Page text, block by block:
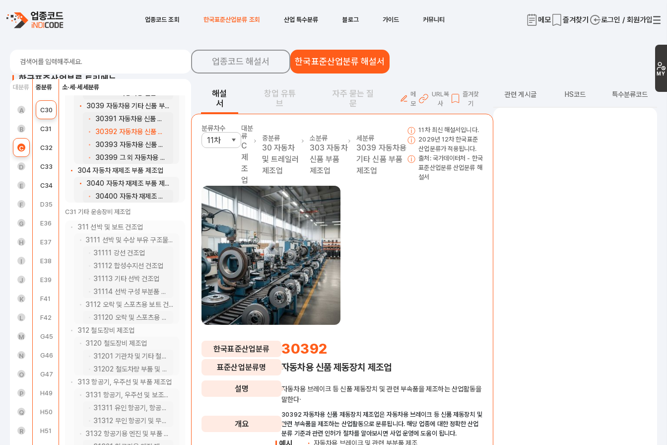
업종코드 조회 한국표준산업분류 조회 산업 특수분류 블로그 가이드 커뮤니티 메모 즐겨찾기 로그인 / 회원가입
MY
한국표준산업분류 트리메뉴
대분류
A 농업, 임업 및 어업(01~03)
B 광업(05~08)
C 제조업(10~34)
D 전기, 가스, 증기 및 공기조절 공급업(35)
E 수도, 하수 및 폐기물 처리, 원료 재생업(36 ~ 39)
F 건설업(41~42)
G 도매 및 소매업(45~47)
H 운수 및 창고업(49~52)
I 숙박 및 음식점업(55~56)
J 정보통신업(58~63)
K 금융 및 보험업(64~66)
L 부동산업(68)
M 전문, 과학 및 기술 서비스업(70~73)
N 사업시설 관리, 사업 지원 및 임대 서비스업(74~76)
O 공공행정, 국방 및 사회보장 행정(84)
P 교육 서비스업(85)
Q 보건업 및 사회복지 서비스업(86~87)
R 예술, 스포츠 및 여가관련 서비스업(90~91)
중분류
C25 금속가공제품 제조업; 기계 및 가구 제외
C29 기타 기계 및 장비 제조업
C30 자동차 및 트레일러 제조업
C31 기타 운송장비 제조업
C32
C33 기타 제품 제조업
C34 산업용 기계 및 장비 수리업
D35
E36
E37 하수, 폐수 및 분뇨 처리업
E38 폐기물 수집, 운반, 처리 및 원료 재생업
E39 환경 정화 및 복원업
F41
F42 전문직별 공사업
G45
G46 도매 및 상품 중개업
G47 소매업; 자동차 제외
H49 육상운송 및 파이프라인 운송업
H50
H51
소·세·세세분류
3031 자동차 엔진용 신품 부품 제조업
3039 자동차용 기타 신품 부품 제조업
30391 자동차용 신품 조향장치 및 현가장치 제조업
30392 자동차용 신품 제동장치 제조업
30393 자동차용 신품 의자 제조업
30399 그 외 자동차용 신품 부품 제조업
304 자동차 재제조 부품 제조업
3040 자동차 재제조 부품 제조업
30400 자동차 재제조 부품 제조업
C31 기타 운송장비 제조업
311 선박 및 보트 건조업
3111 선박 및 수상 부유 구조물 건조업
31111 강선 건조업
31112 합성수지선 건조업
31113 기타 선박 건조업
31114 선박 구성 부분품 제조업
3112 오락 및 스포츠용 보트 건조업
31120 오락 및 스포츠용 보트 건조업
312 철도장비 제조업
3120 철도장비 제조업
31201 기관차 및 기타 철도차량 제조업
31202 철도차량 부품 및 관련 장치물 제조업
313 항공기, 우주선 및 부품 제조업
3131 항공기, 우주선 및 보조장치 제조업
31311 유인 항공기, 항공우주선 및 보조장치 제조업
31312 무인 항공기 및 무인 비행장치 제조업
3132 항공기용 엔진 및 부품 제조업
업종코드 해설서 한국표준산업분류 해설서
해설
서
창업 유튜
브
자주 묻는 질
문
메
모
URL복
사
즐겨찾
기
분류차수
대분
류
C
제
조
업
중분류
30 자동차
및 트레일러
제조업
소분류
303 자동차
신품 부품
제조업
세분류
3039 자동차용
기타 신품 부품
제조업
11차 최신 해설서입니다.
2029년 12차 한국표준
산업분류가 적용됩니다.
출처: 국가데이터처 - 한국
표준산업분류 산업분류 해
설서
한국표준산업분류 30392
표준산업분류명 자동차용 신품 제동장치 제조업
설명
자동차용 브레이크 등 신품 제동장치 및 관련 부속품을 제조하는 산업활동을
말한다·
개요
30392 자동차용 신품 제동장치 제조업은 자동차용 브레이크 등 신품 제동장치 및
관련 부속품을 제조하는 산업활동으로 분류됩니다. 해당 업종에 대한 정확한 산업
분류 기준과 관련 인허가 절차를 알아보시면 사업 운영에 도움이 됩니다.
자동차용 브레이크 및 관련 부분품 제조
관련 게시글 HS코드 특수분류코드